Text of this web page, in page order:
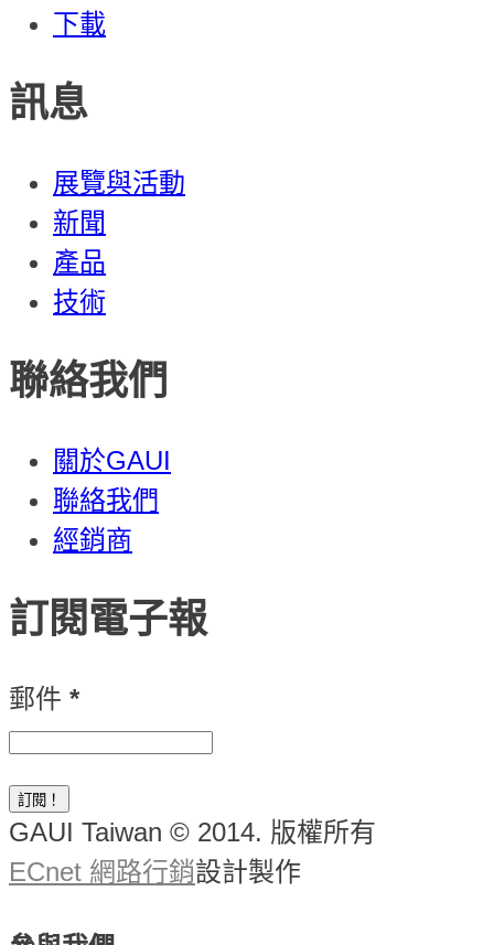
下載
訊息
展覽與活動
新聞
產品
技術
聯絡我們
關於GAUI
聯絡我們
經銷商
訂閱電子報
郵件 *
GAUI Taiwan © 2014. 版權所有
ECnet 網路行銷設計製作